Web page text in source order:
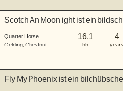
Scotch An Moonlight ist ein
Quarter Horse
Gelding Chestnut
16.1
hh
4
years
Fly My Phoenix ist ein